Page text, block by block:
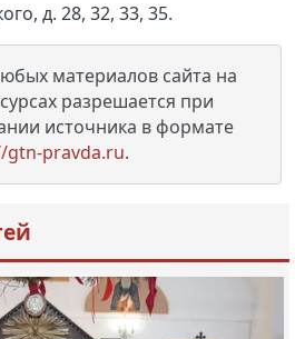
д. 28, 32, 33, 35.
материалов сайта на
разрешается при
источника в формате
gtn-pravda.ru.